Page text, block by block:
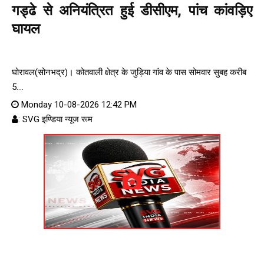
गड्ढे से अनियंत्रित हुई डीसीएम, पांच कांवड़िए
घायल
घोरावल(सोनभद्र)। कोतवाली क्षेत्र के जुड़िया गांव के पास सोमवार सुबह करीब
5....
Monday 10-08-2026 12:42 PM
: SVG इण्डिया न्यूज रूम